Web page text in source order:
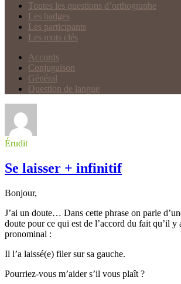
Toutes les questions d’orthographe
Les badges
Les participants
Les mots clés
Accords
Conjugaison
Général
Question de langue
Érudit
Se laisser + infinitif
Bonjour,
J’ai un doute… Dans cette phrase on parle
doute pour ce qui est de l’accord du fait qu’il
pronominal :
Il l’a laissé(e) filer sur sa gauche.
Pourriez-vous m’aider s’il vous plaît ?